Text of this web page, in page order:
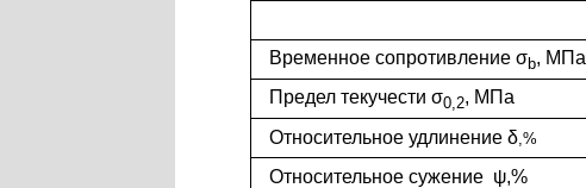
Временное сопротивление σb, МПа
Предел текучести σ0,2, МПа
Относительное удлинение δ,%
Относительное сужение ψ,%